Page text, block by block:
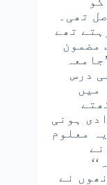
تھی۔
تھے
مضمون
درس
میں
ہونی
معلوم
نے